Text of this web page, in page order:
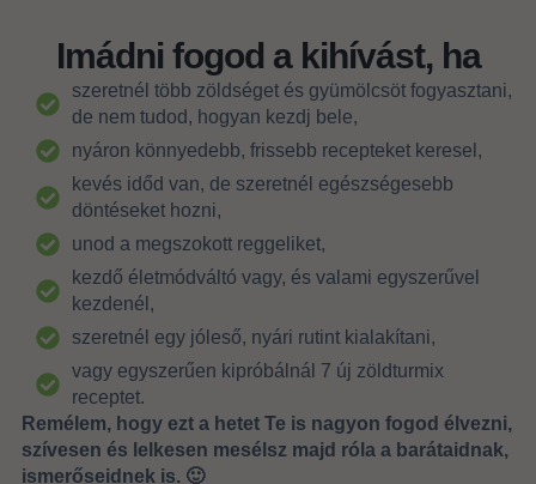
Imádni fogod a kihívást, ha
szeretnél több zöldséget és gyümölcsöt fogyasztani,
de nem tudod, hogyan kezdj bele,
nyáron könnyedebb, frissebb recepteket keresel,
kevés időd van, de szeretnél egészségesebb
döntéseket hozni,
unod a megszokott reggeliket,
kezdő életmódváltó vagy, és valami egyszerűvel
kezdenél,
szeretnél egy jóleső, nyári rutint kialakítani,
vagy egyszerűen kipróbálnál 7 új zöldturmix
receptet.
Remélem, hogy ezt a hetet Te is nagyon fogod élvezni,
szívesen és lelkesen mesélsz majd róla a barátaidnak,
ismerőseidnek is. 🙂